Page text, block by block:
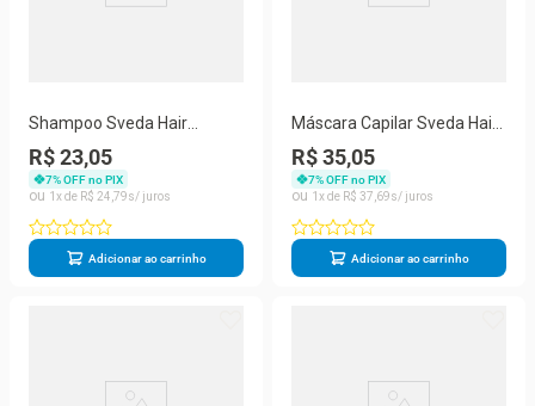
Shampoo Sveda Hair
Repositor de Queratina
500ml
R$ 23,05
7% OFF no PIX
1
R$ 24 79
Adicionar ao carrinho
Máscara Capilar Sveda Hair
Repositor de Queratina
500ml
R$ 35,05
7% OFF no PIX
1
R$ 37 69
Adicionar ao carrinho